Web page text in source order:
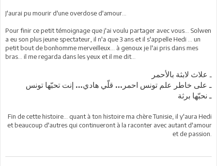
J'aurai pu mourir d'une overdose d'amour...
Pour finir ce petit témoignage que j'ai voulu partager avec vous... Solwen
a eu son plus jeune spectateur, il n'a que 3 ans et il s'appelle Hedi ... un
petit bout de bonhomme merveilleux... à genoux je l'ai pris dans mes
bras... il me regarda dans les yeux et il me dit...
ـعلاث لابثة بالأحمر
ـ على خاطر علم تونس احمر... قلّي هادي... إنت تحبّها تونس
ـ نحبّها برثة
Fin de cette histoire... quant à ton histoire ma chère Tunisie, il y'aura Hedi
et beaucoup d'autres qui continueront à la raconter avec autant d'amour
et de passion.